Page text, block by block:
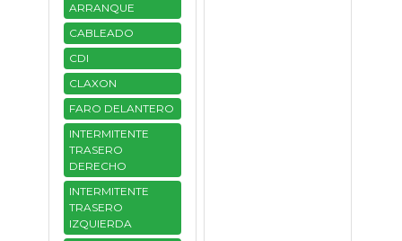
ARRANQUE
CABLEADO
CDI
CLAXON
FARO DELANTERO
INTERMITENTE
TRASERO
DERECHO
INTERMITENTE
TRASERO
IZQUIERDA